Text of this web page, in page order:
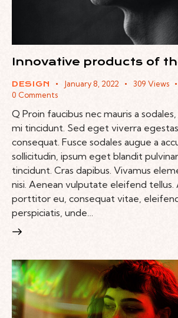
Innovative products of
DESIGN January 8, 2022 309 Views
0 Comments
Q Proin faucibus nec mauris a
mi tincidunt. Sed eget viverra egestas
consequat. Fusce sodales augue a
sollicitudin, ipsum eget blandit
tincidunt. Cras dapibus. Vivamus
nisi. Aenean vulputate eleifend tellus.
porttitor eu, consequat vitae,
perspiciatis, unde…